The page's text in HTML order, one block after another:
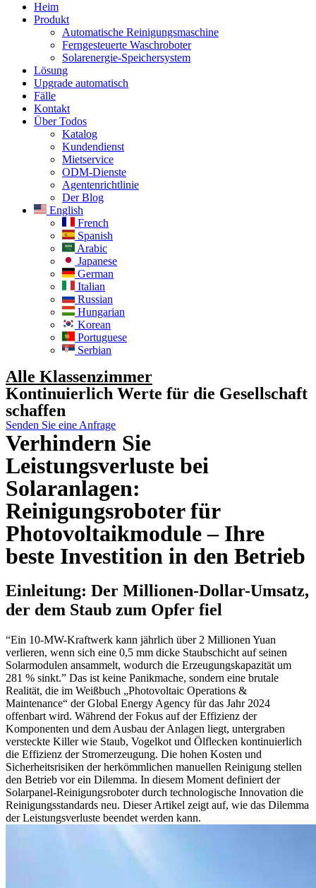
Heim
Produkt
Automatische Reinigungsmaschine
Ferngesteuerte Waschroboter
Solarenergie-Speichersystem
Lösung​
Upgrade automatisch
Fälle
Kontakt
Über Todos
Katalog
Kundendienst
Mietservice
ODM-Dienste
Agentenrichtlinie
Der Blog
English
French
Spanish
Arabic
Japanese
German
Italian
Russian
Hungarian
Korean
Portuguese
Serbian
Alle Klassenzimmer
Kontinuierlich Werte für die Gesellschaft
schaffen
Senden Sie eine Anfrage
Verhindern Sie
Leistungsverluste bei
Solaranlagen:
Reinigungsroboter für
Photovoltaikmodule – Ihre
beste Investition in den Betrieb
Einleitung: Der Millionen-Dollar-Umsatz,
der dem Staub zum Opfer fiel
“Ein 10-MW-Kraftwerk kann jährlich über 2 Millionen Yuan
verlieren, wenn sich eine 0,5 mm dicke Staubschicht auf seinen
Solarmodulen ansammelt, wodurch die Erzeugungskapazität um
281 % sinkt.” Das ist keine Panikmache, sondern eine brutale
Realität, die im Weißbuch „Photovoltaic Operations &
Maintenance“ der Global Energy Agency für das Jahr 2024
offenbart wird. Während der Fokus auf der Effizienz der
Komponenten und dem Ausbau der Anlagen liegt, untergraben
versteckte Killer wie Staub, Vogelkot und Ölflecken kontinuierlich
die Effizienz der Stromerzeugung. Die hohen Kosten und
Sicherheitsrisiken der herkömmlichen manuellen Reinigung stellen
den Betrieb vor ein Dilemma. In diesem Moment definiert der
Solarpanel-Reinigungsroboter durch technologische Innovation die
Reinigungsstandards neu. Dieser Artikel zeigt auf, wie das Dilemma
der Leistungsverluste beendet werden kann.